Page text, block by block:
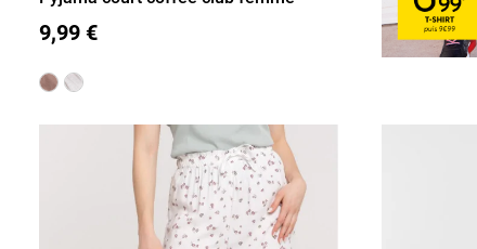
S M
9,99 €